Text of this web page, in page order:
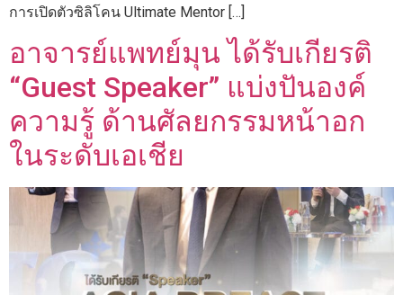
การเปิดตัวซิลิโคน Ultimate Mentor […]
อาจารย์แพทย์มุน ได้รับเกียรติ
“Guest Speaker” แบ่งปันองค์
ความรู้ ด้านศัลยกรรมหน้าอก
ในระดับเอเชีย